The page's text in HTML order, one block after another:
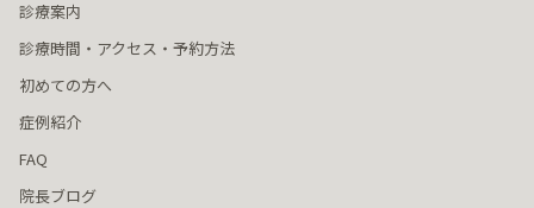
診療案内
診療時間・アクセス・予約方法
初めての方へ
症例紹介
FAQ
院長ブログ